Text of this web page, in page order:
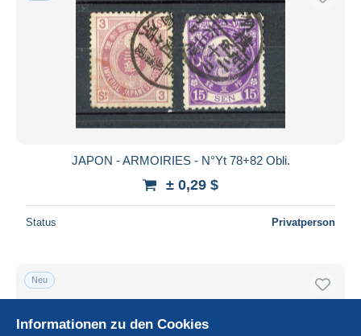
JAPON - ARMOIRIES - N°Yt 78+82 Obli.
± 0,29 $
Status Privatperson
Neu
Informationen zu den Cookies